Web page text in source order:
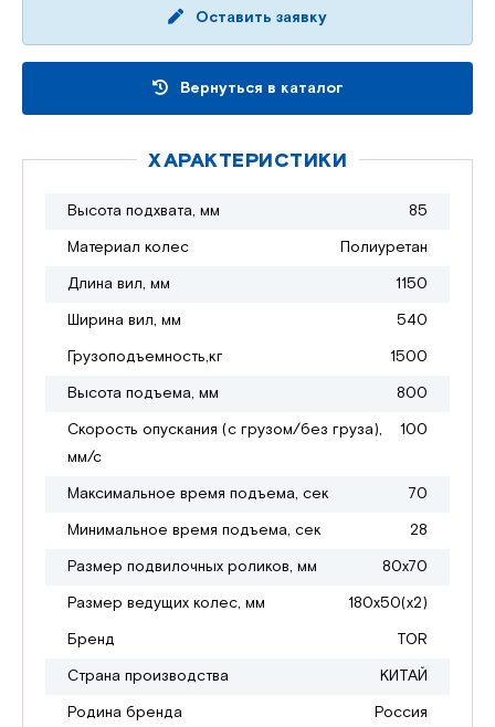
Оставить заявку
Вернуться в каталог
ХАРАКТЕРИСТИКИ
Высота подхвата, мм
85
Материал колес
Полиуретан
Длина вил, мм
1150
Ширина вил, мм
540
Грузоподъемность,кг
1500
Высота подъема, мм
800
Скорость опускания (с грузом/без груза),
мм/с
100
Максимальное время подъема, сек
70
Минимальное время подъема, сек
28
Размер подвилочных роликов, мм
80х70
Размер ведущих колес, мм
180х50(х2)
Бренд
TOR
Страна производства
КИТАЙ
Родина бренда
Россия